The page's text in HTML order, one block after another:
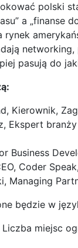
polski
a „finanse
rynek
pasują do
Kierownik,
Ekspert
Business
Coder Speak,
Managing
będzie w
Liczba miejsc